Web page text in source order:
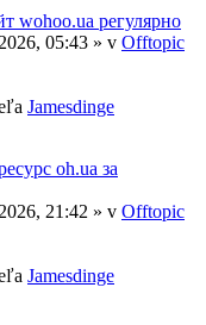
wohoo.ua регулярно
05:43 » v Offtopic
Jamesdinge
oh.ua за
21:42 » v Offtopic
Jamesdinge